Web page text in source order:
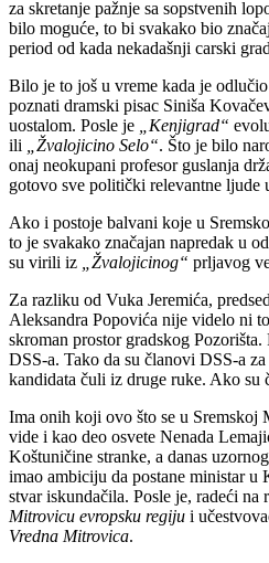
za skretanje pažnje sa sopstvenih
bilo moguće, to bi svakako bio
period od kada nekadašnji carski
Bilo je to još u vreme kada je
poznati dramski pisac Siniša
uostalom. Posle je
„Kenjigrad“
ili
„Žvalojicino Selo“. Što je bilo
onaj neokupani profesor guslanja
gotovo sve politički relevantne ljude
Ako i postoje balvani koje u
to je svakako značajan napredak u
su virili iz
„Žvalojicinog“ prljavog
Za razliku od Vuka Jeremića,
Aleksandra Popovića nije videlo ni
skroman prostor gradskog
DSS-a. Tako da su članovi DSS-a
kandidata čuli iz druge ruke. Ako su
Ima onih koji ovo što se u Sremskoj
vide i kao deo osvete Nenada
Koštuničine stranke, a danas
imao ambiciju da postane ministar
stvar iskundačila. Posle je, radeći na
Mitrovicu evropsku regiju i
Vredna Mitrovica.